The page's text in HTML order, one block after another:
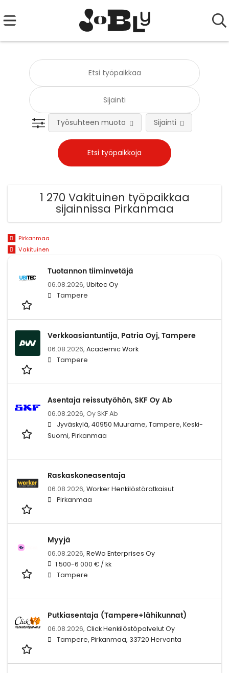
Työsuhteen muoto Sijainti
1 270 Vakituinen työpaikkaa
sijainnissa Pirkanmaa
Pirkanmaa
Vakituinen
Tuotannon tiiminvetäjä
06.08.2026, Ubitec Oy
Tampere
Verkkoasiantuntija, Patria Oyj, Tampere
06.08.2026, Academic Work
Tampere
Asentaja reissutyöhön, SKF Oy Ab
06.08.2026, Oy SKF Ab
Jyväskylä, 40950 Muurame, Tampere, Keski-
Suomi, Pirkanmaa
Raskaskoneasentaja
06.08.2026, Worker Henkilöstöratkaisut
Pirkanmaa
Myyjä
06.08.2026, ReWo Enterprises Oy
1 500-6 000 € / kk
Tampere
Putkiasentaja (Tampere+lähikunnat)
06.08.2026, Click Henkilöstöpalvelut Oy
Tampere, Pirkanmaa, 33720 Hervanta